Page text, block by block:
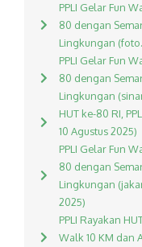
PPLI Gelar Fun
80 dengan
Lingkungan
PPLI Gelar Fun
80 dengan
Lingkungan
HUT ke-80 RI,
10 Agustus 2025)
PPLI Gelar Fun
80 dengan
Lingkungan
2025)
PPLI Rayakan
Walk 10 KM dan